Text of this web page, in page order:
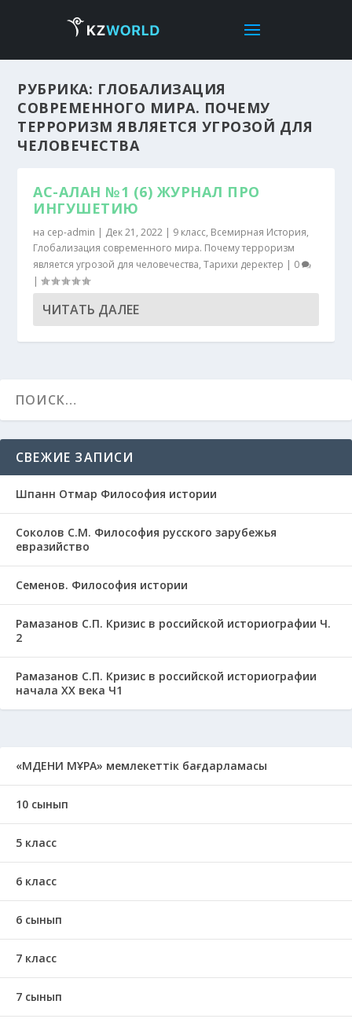
РУБРИКА: ГЛОБАЛИЗАЦИЯ
СОВРЕМЕННОГО МИРА. ПОЧЕМУ
ТЕРРОРИЗМ ЯВЛЯЕТСЯ УГРОЗОЙ ДЛЯ
ЧЕЛОВЕЧЕСТВА
АС-АЛАН №1 (6) ЖУРНАЛ ПРО
ИНГУШЕТИЮ
на cep-admin | Дек 21, 2022 | 9 класс, Всемирная История,
Глобализация современного мира. Почему терроризм
является угрозой для человечества,Тарихи деректер | 0
|
ЧИТАТЬ ДАЛЕЕ
СВЕЖИЕ ЗАПИСИ
Шпанн Отмар Философия истории
Соколов С.М. Философия русского зарубежья
евразийство
Семенов. Философия истории
Рамазанов С.П. Кризис в российской историографии Ч.
2
Рамазанов С.П. Кризис в российской историографии
начала ХХ века Ч1
«МӘДЕНИ МҰРА» мемлекеттік бағдарламасы
10 сынып
5 класс
6 класс
6 сынып
7 класс
7 сынып